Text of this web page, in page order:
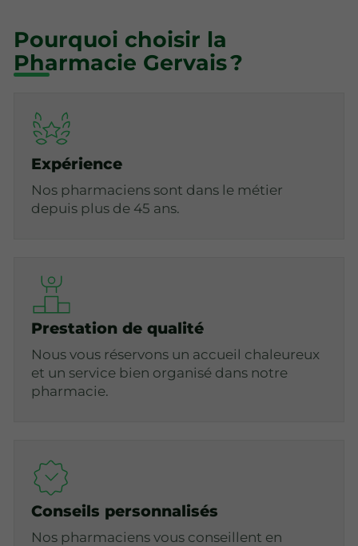
Pourquoi choisir la
Pharmacie Gervais ?
Expérience
Nos pharmaciens sont dans le métier
depuis plus de 45 ans.
Prestation de qualité
Nous vous réservons un accueil chaleureux
et un service bien organisé dans notre
pharmacie.
Conseils personnalisés
Nos pharmaciens vous conseillent en